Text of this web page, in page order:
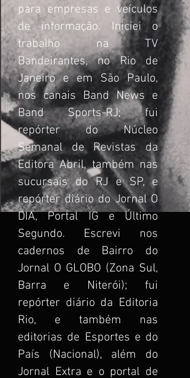
para empresas e veículos
de informação. Iniciei o
trabalho na TV
Bandeirantes, no Rio de
Janeiro e em São Paulo,
nos canais Band News e
Band Sports-RJ; fui
repórter do Núcleo
Semanal de Revistas da
Editora Abril, também nas
sucursais do RJ e SP, e
repórter diário do Jornal O
DIA, Portal IG e Último
Segundo. Escrevi nos
cadernos de Bairro do
Jornal O GLOBO (Zona Sul,
Barra e Niterói); fui
repórter diário da Editoria
Rio, e também nas
editorias de Esportes e do
País (Nacional), além do
Jornal Extra e o portal de